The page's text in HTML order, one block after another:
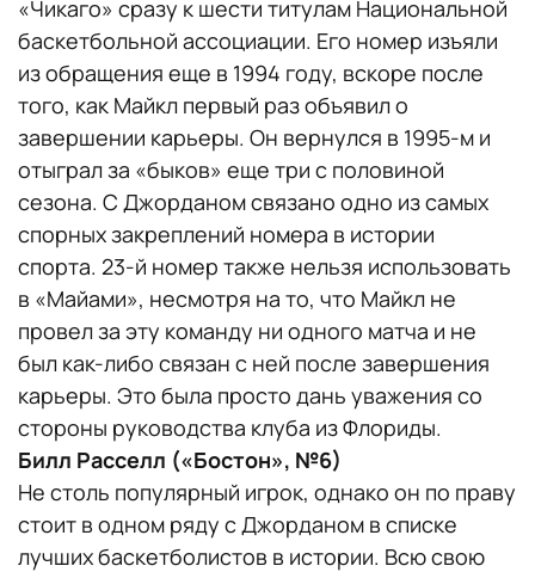
«Чикаго» сразу к шести титулам Национальной
баскетбольной ассоциации. Его номер изъяли
из обращения еще в 1994 году, вскоре после
того, как Майкл первый раз объявил о
завершении карьеры. Он вернулся в 1995-м и
отыграл за «быков» еще три с половиной
сезона. С Джорданом связано одно из самых
спорных закреплений номера в истории
спорта. 23-й номер также нельзя использовать
в «Майами», несмотря на то, что Майкл не
провел за эту команду ни одного матча и не
был как-либо связан с ней после завершения
карьеры. Это была просто дань уважения со
стороны руководства клуба из Флориды.
Билл Расселл («Бостон», №6)
Не столь популярный игрок, однако он по праву
стоит в одном ряду с Джорданом в списке
лучших баскетболистов в истории. Всю свою